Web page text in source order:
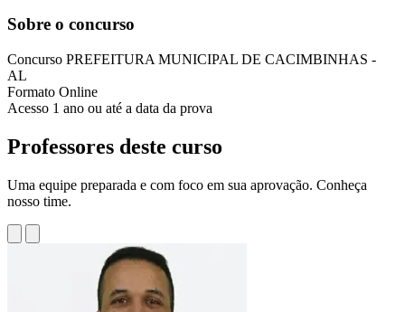
Sobre o concurso
Concurso PREFEITURA MUNICIPAL DE CACIMBINHAS -
AL
Formato Online
Acesso 1 ano ou até a data da prova
Professores deste curso
Uma equipe preparada e com foco em sua aprovação. Conheça
nosso time.